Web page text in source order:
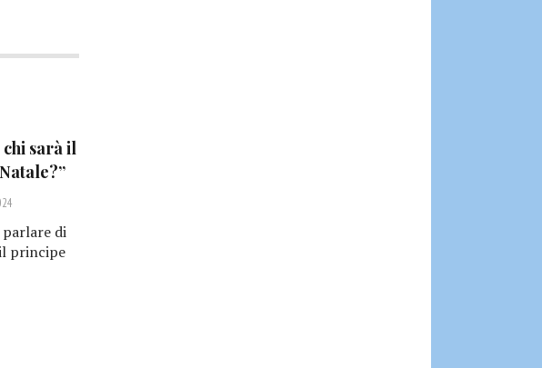
sarà il
di
principe